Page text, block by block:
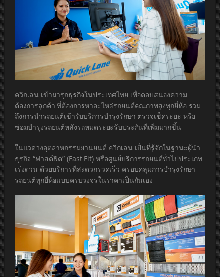
ควิกเลน เข้ามารุกธุรกิจในประเทศไทย เพื่อตอบสนองความ
ต้องการลูกค้า ที่ต้องการหาอะไหล่รถยนต์คุณภาพสูงทุกยี่ห้อ รวม
ถึงการนำรถยนต์เข้ารับบริการบำรุงรักษา ตรวจเช็คระยะ หรือ
ซ่อมบำรุงรถยนต์หลังรถหมดระยะรับประกันที่เพิ่มมากขึ้น
ในแวดวงอุตสาหกรรมยานยนต์ ควิกเลน เป็นที่รู้จักในฐานะผู้นำ
ธุรกิจ “ฟาสต์ฟิต” (Fast Fit) หรือศูนย์บริการรถยนต์ทั่วไปประเภท
เร่งด่วน ด้วยบริการที่สะดวกรวดเร็ว ครอบคลุมการบำรุงรักษา
รถยนต์ทุกยี่ห้อแบบครบวงจรในราคาเป็นกันเอง